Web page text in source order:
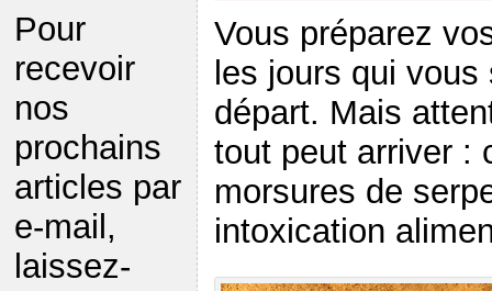
Pour
recevoir
nos
prochains
articles par
e-mail,
laissez-
Vous préparez
les jours qui
départ. Mais
tout peut arriver :
morsures de
intoxication